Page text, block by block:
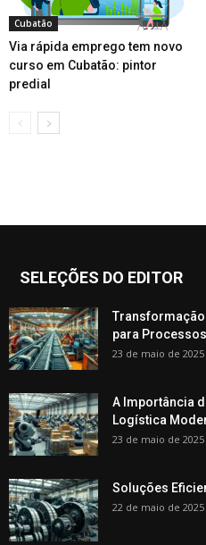
Cubatão
Via rápida emprego tem novo
curso em Cubatão: pintor
predial
SELEÇÕES DO EDITOR
para
23 de maio de 2025
A Importância
Logística
23 de maio de 2025
Soluções
22 de maio de 2025